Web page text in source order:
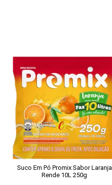
Suco Em Pó Promix Sabor Laranja
Rende 10L 250g